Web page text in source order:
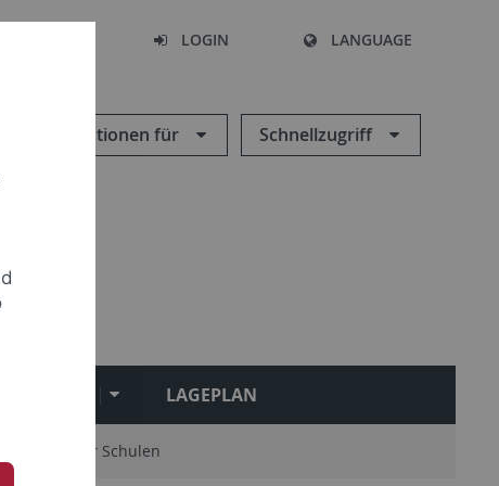
LOGIN LANGUAGE
Informationen für Schnellzugriff
LAGEPLAN
Angebote für Schulen